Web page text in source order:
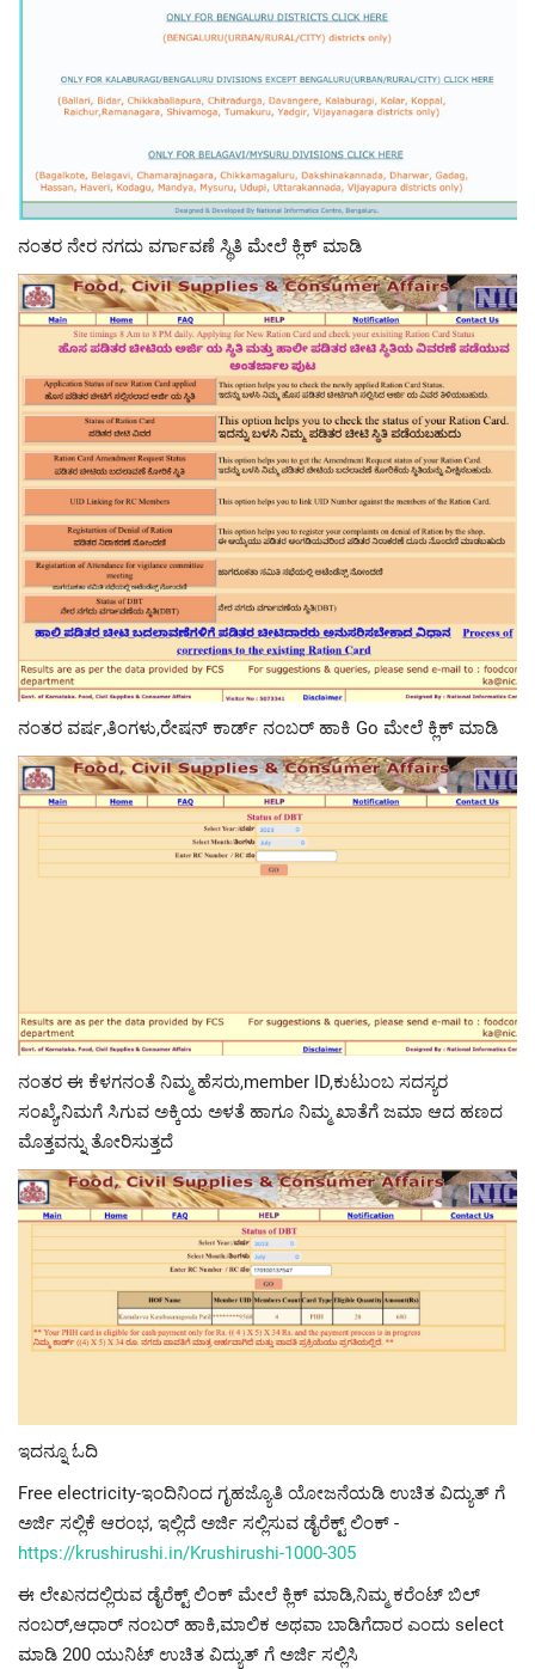
ನಂತರ ನೇರ ನಗದು ವರ್ಗಾವಣೆ ಸ್ಥಿತಿ ಮೇಲೆ ಕ್ಲಿಕ್ ಮಾಡಿ
ನಂತರ ವರ್ಷ,ತಿಂಗಳು,ರೇಷನ್ ಕಾರ್ಡ್ ನಂಬರ್ ಹಾಕಿ Go ಮೇಲೆ ಕ್ಲಿಕ್ ಮಾಡಿ
ನಂತರ ಈ ಕೆಳಗನಂತೆ ನಿಮ್ಮ ಹೆಸರು,member ID,ಕುಟುಂಬ ಸದಸ್ಯರ
ಸಂಖ್ಯೆ,ನಿಮಗೆ ಸಿಗುವ ಅಕ್ಕಿಯ ಅಳತೆ ಹಾಗೂ ನಿಮ್ಮ ಖಾತೆಗೆ ಜಮಾ ಆದ ಹಣದ
ಮೊತ್ತವನ್ನು ತೋರಿಸುತ್ತದೆ
ಇದನ್ನೂ ಓದಿ
Free electricity-ಇಂದಿನಿಂದ ಗೃಹಜ್ಯೊತಿ ಯೋಜನೆಯಡಿ ಉಚಿತ ವಿದ್ಯುತ್ ಗೆ
ಅರ್ಜಿ ಸಲ್ಲಿಕೆ ಆರಂಭ, ಇಲ್ಲಿದೆ ಅರ್ಜಿ ಸಲ್ಲಿಸುವ ಡೈರೆಕ್ಟ್ ಲಿಂಕ್ -
https://krushirushi.in/Krushirushi-1000-305
ಈ ಲೇಖನದಲ್ಲಿರುವ ಡೈರೆಕ್ಟ್ ಲಿಂಕ್ ಮೇಲೆ ಕ್ಲಿಕ್ ಮಾಡಿ,ನಿಮ್ಮ ಕರೆಂಟ್ ಬಿಲ್
ನಂಬರ್,ಆಧಾರ್ ನಂಬರ್ ಹಾಕಿ,ಮಾಲಿಕ ಅಥವಾ ಬಾಡಿಗೆದಾರ ಎಂದು select
ಮಾಡಿ 200 ಯುನಿಟ್ ಉಚಿತ ವಿದ್ಯುತ್ ಗೆ ಅರ್ಜಿ ಸಲ್ಲಿಸಿ